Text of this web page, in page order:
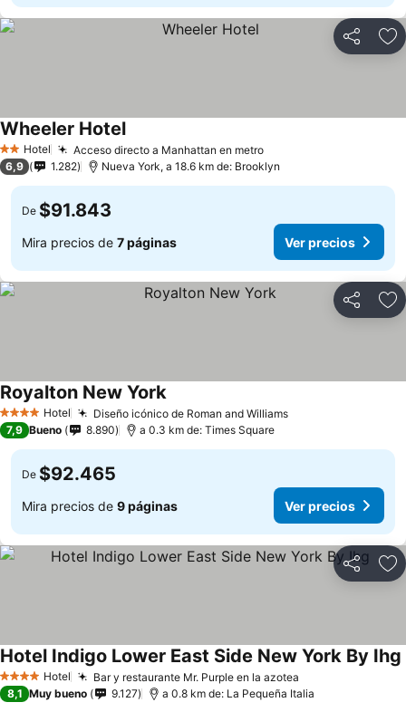
Compartir
2 Estrellas
Hotel Acceso directo a Manhattan en metroVer precios
Wheeler HotelVer precios
6,9 1.282 Nueva York, a 18.6 km de: Brooklyn
De $91.843
Mira precios de 7 páginas Ver precios
Compartir
4 EstrellasHotel Diseño icónico de Roman and WilliamsVer precios
Royalton New YorkVer precios
7,9 Bueno 8.890 a 0.3 km de: Times Square
De $92.465
Mira precios de 9 páginas Ver precios
Compartir
4 EstrellasHotel Bar y restaurante Mr. Purple en la azotea
Hotel Indigo Lower East Side New York By Ihg
8,1 Muy bueno 9.127 a 0.8 km de: La Pequeña Italia